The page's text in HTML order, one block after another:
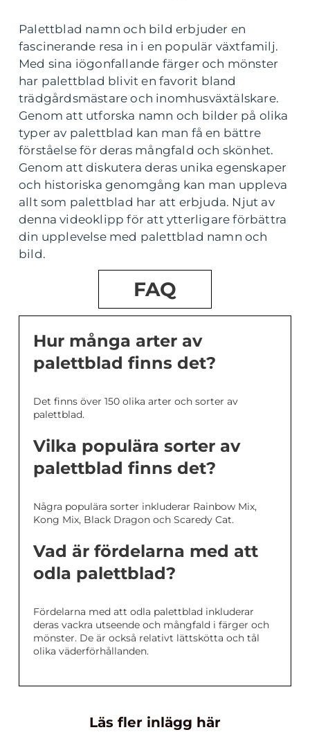
Palettblad namn och bild erbjuder en
fascinerande resa in i en populär växtfamilj.
Med sina iögonfallande färger och mönster
har palettblad blivit en favorit bland
trädgårdsmästare och inomhusväxtälskare.
Genom att utforska namn och bilder på olika
typer av palettblad kan man få en bättre
förståelse för deras mångfald och skönhet.
Genom att diskutera deras unika egenskaper
och historiska genomgång kan man uppleva
allt som palettblad har att erbjuda. Njut av
denna videoklipp för att ytterligare förbättra
din upplevelse med palettblad namn och
bild.
FAQ
Hur många arter av
palettblad finns det?
Det finns över 150 olika arter och sorter av
palettblad.
Vilka populära sorter av
palettblad finns det?
Några populära sorter inkluderar Rainbow Mix,
Kong Mix, Black Dragon och Scaredy Cat.
Vad är fördelarna med att
odla palettblad?
Fördelarna med att odla palettblad inkluderar
deras vackra utseende och mångfald i färger och
mönster. De är också relativt lättskötta och tål
olika väderförhållanden.
Läs fler inlägg här